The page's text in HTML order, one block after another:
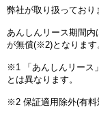
弊社が取り扱ってお
あんしんリース期間
が無償(※2)となります
※1 「あんしんリース
とは異なります。
※2 保証適用除外(有料